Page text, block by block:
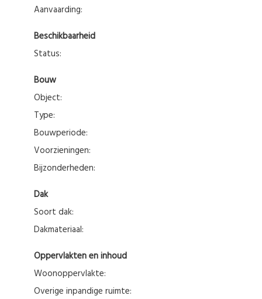
Aanvaarding:
Beschikbaarheid
Status:
Bouw
Object:
Type:
Bouwperiode:
Voorzieningen:
Bijzonderheden:
Dak
Soort dak:
Dakmateriaal:
Oppervlakten en inhoud
Woonoppervlakte:
Overige inpandige ruimte: